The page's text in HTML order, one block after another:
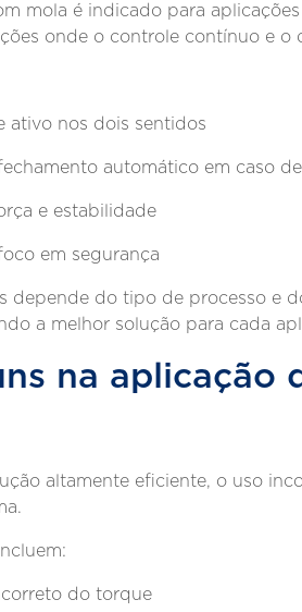
mola é indicado para
onde o controle contínuo e o
ativo nos dois sentidos
automático em caso
e estabilidade
em segurança
depende do tipo de processo e
a melhor solução para cada
na
altamente eficiente, o uso
do torque